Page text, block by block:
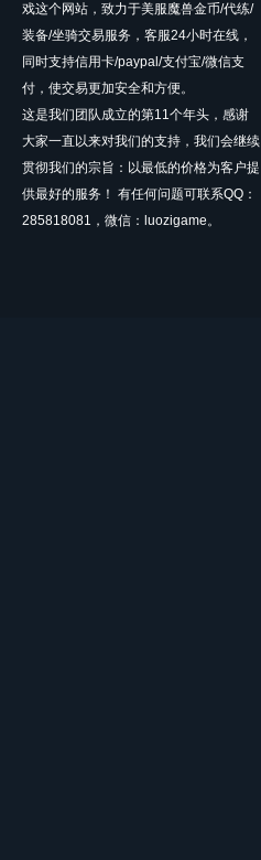
戏这个网站，致力于美服魔兽金币/代练/
装备/坐骑交易服务，客服24小时在线，
同时支持信用卡/paypal/支付宝/微信支
付，使交易更加安全和方便。
这是我们团队成立的第11个年头，感谢
大家一直以来对我们的支持，我们会继续
贯彻我们的宗旨：以最低的价格为客户提
供最好的服务！ 有任何问题可联系QQ：
285818081，微信：luozigame。